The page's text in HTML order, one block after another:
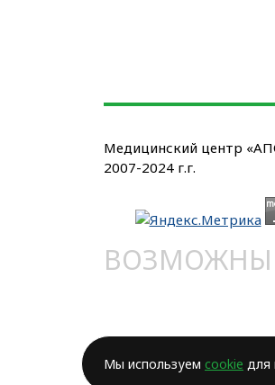
Медицинский центр
2007-2024 г.г.
ВОЗМОЖНЫ
Мы используем cookie для